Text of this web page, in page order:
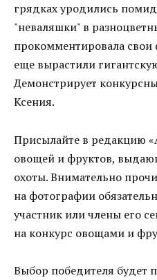
грядках уродились
"неваляшки" в
прокомментировала
еще вырастили
Демонстрирует
Ксения.
Присылайте в редакцию
овощей и фруктов,
охоты. Внимательно
на фотографии
участник или члены его
на конкурс овощами и
Выбор победителя будет